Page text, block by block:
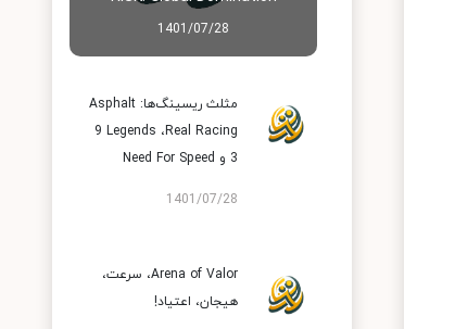
1401/07/28
مثلث ریسینگ‌ها: Asphalt
9 Legends ،Real Racing
3 و Need For Speed
1401/07/28
Arena of Valor، سرعت،
هیجان، اعتیاد!